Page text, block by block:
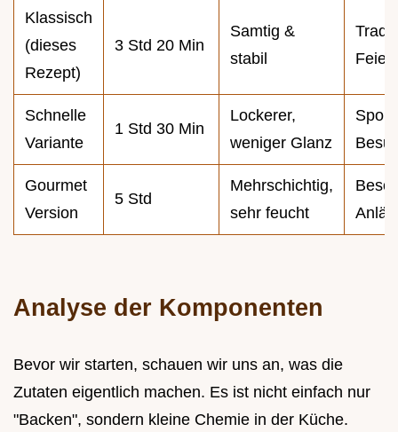
Klassisch
(dieses
Rezept)
3 Std 20 Min
Samtig &
stabil
Schnelle
Variante
1 Std 30 Min
Lockerer,
weniger Glanz
Gourmet
Version
5 Std
Mehrschichtig,
sehr feucht
Analyse der Komponenten
Bevor wir starten, schauen wir uns an, was die
Zutaten eigentlich machen. Es ist nicht einfach nur
"Backen", sondern kleine Chemie in der Küche.